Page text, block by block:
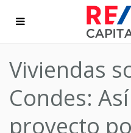
Viviendas
Condes:
proyecto